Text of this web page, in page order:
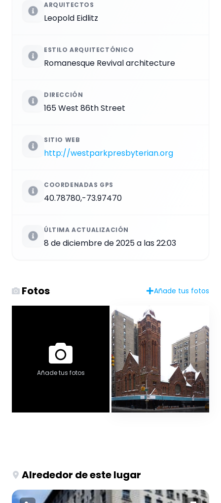
ARQUITECTOS
Leopold Eidlitz
ESTILO ARQUITECTÓNICO
Romanesque Revival architecture
DIRECCIÓN
165 West 86th Street
SITIO WEB
http://westparkpresbyterian.org
COORDENADAS GPS
40.78780,-73.97470
ÚLTIMA ACTUALIZACIÓN
8 de diciembre de 2025 a las 22:03
Fotos Añade tus fotos
Añade tus fotos
Alrededor de este lugar